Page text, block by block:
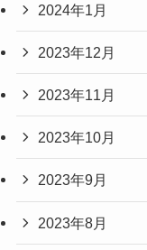
2024年1月
2023年12月
2023年11月
2023年10月
2023年9月
2023年8月